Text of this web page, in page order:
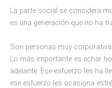
La parte social se considera
es una generación que no ha
Son personas muy
Lo más importante es echar
adelante. Ese esfuerzo les ha
ese esfuerzo les ocasiona